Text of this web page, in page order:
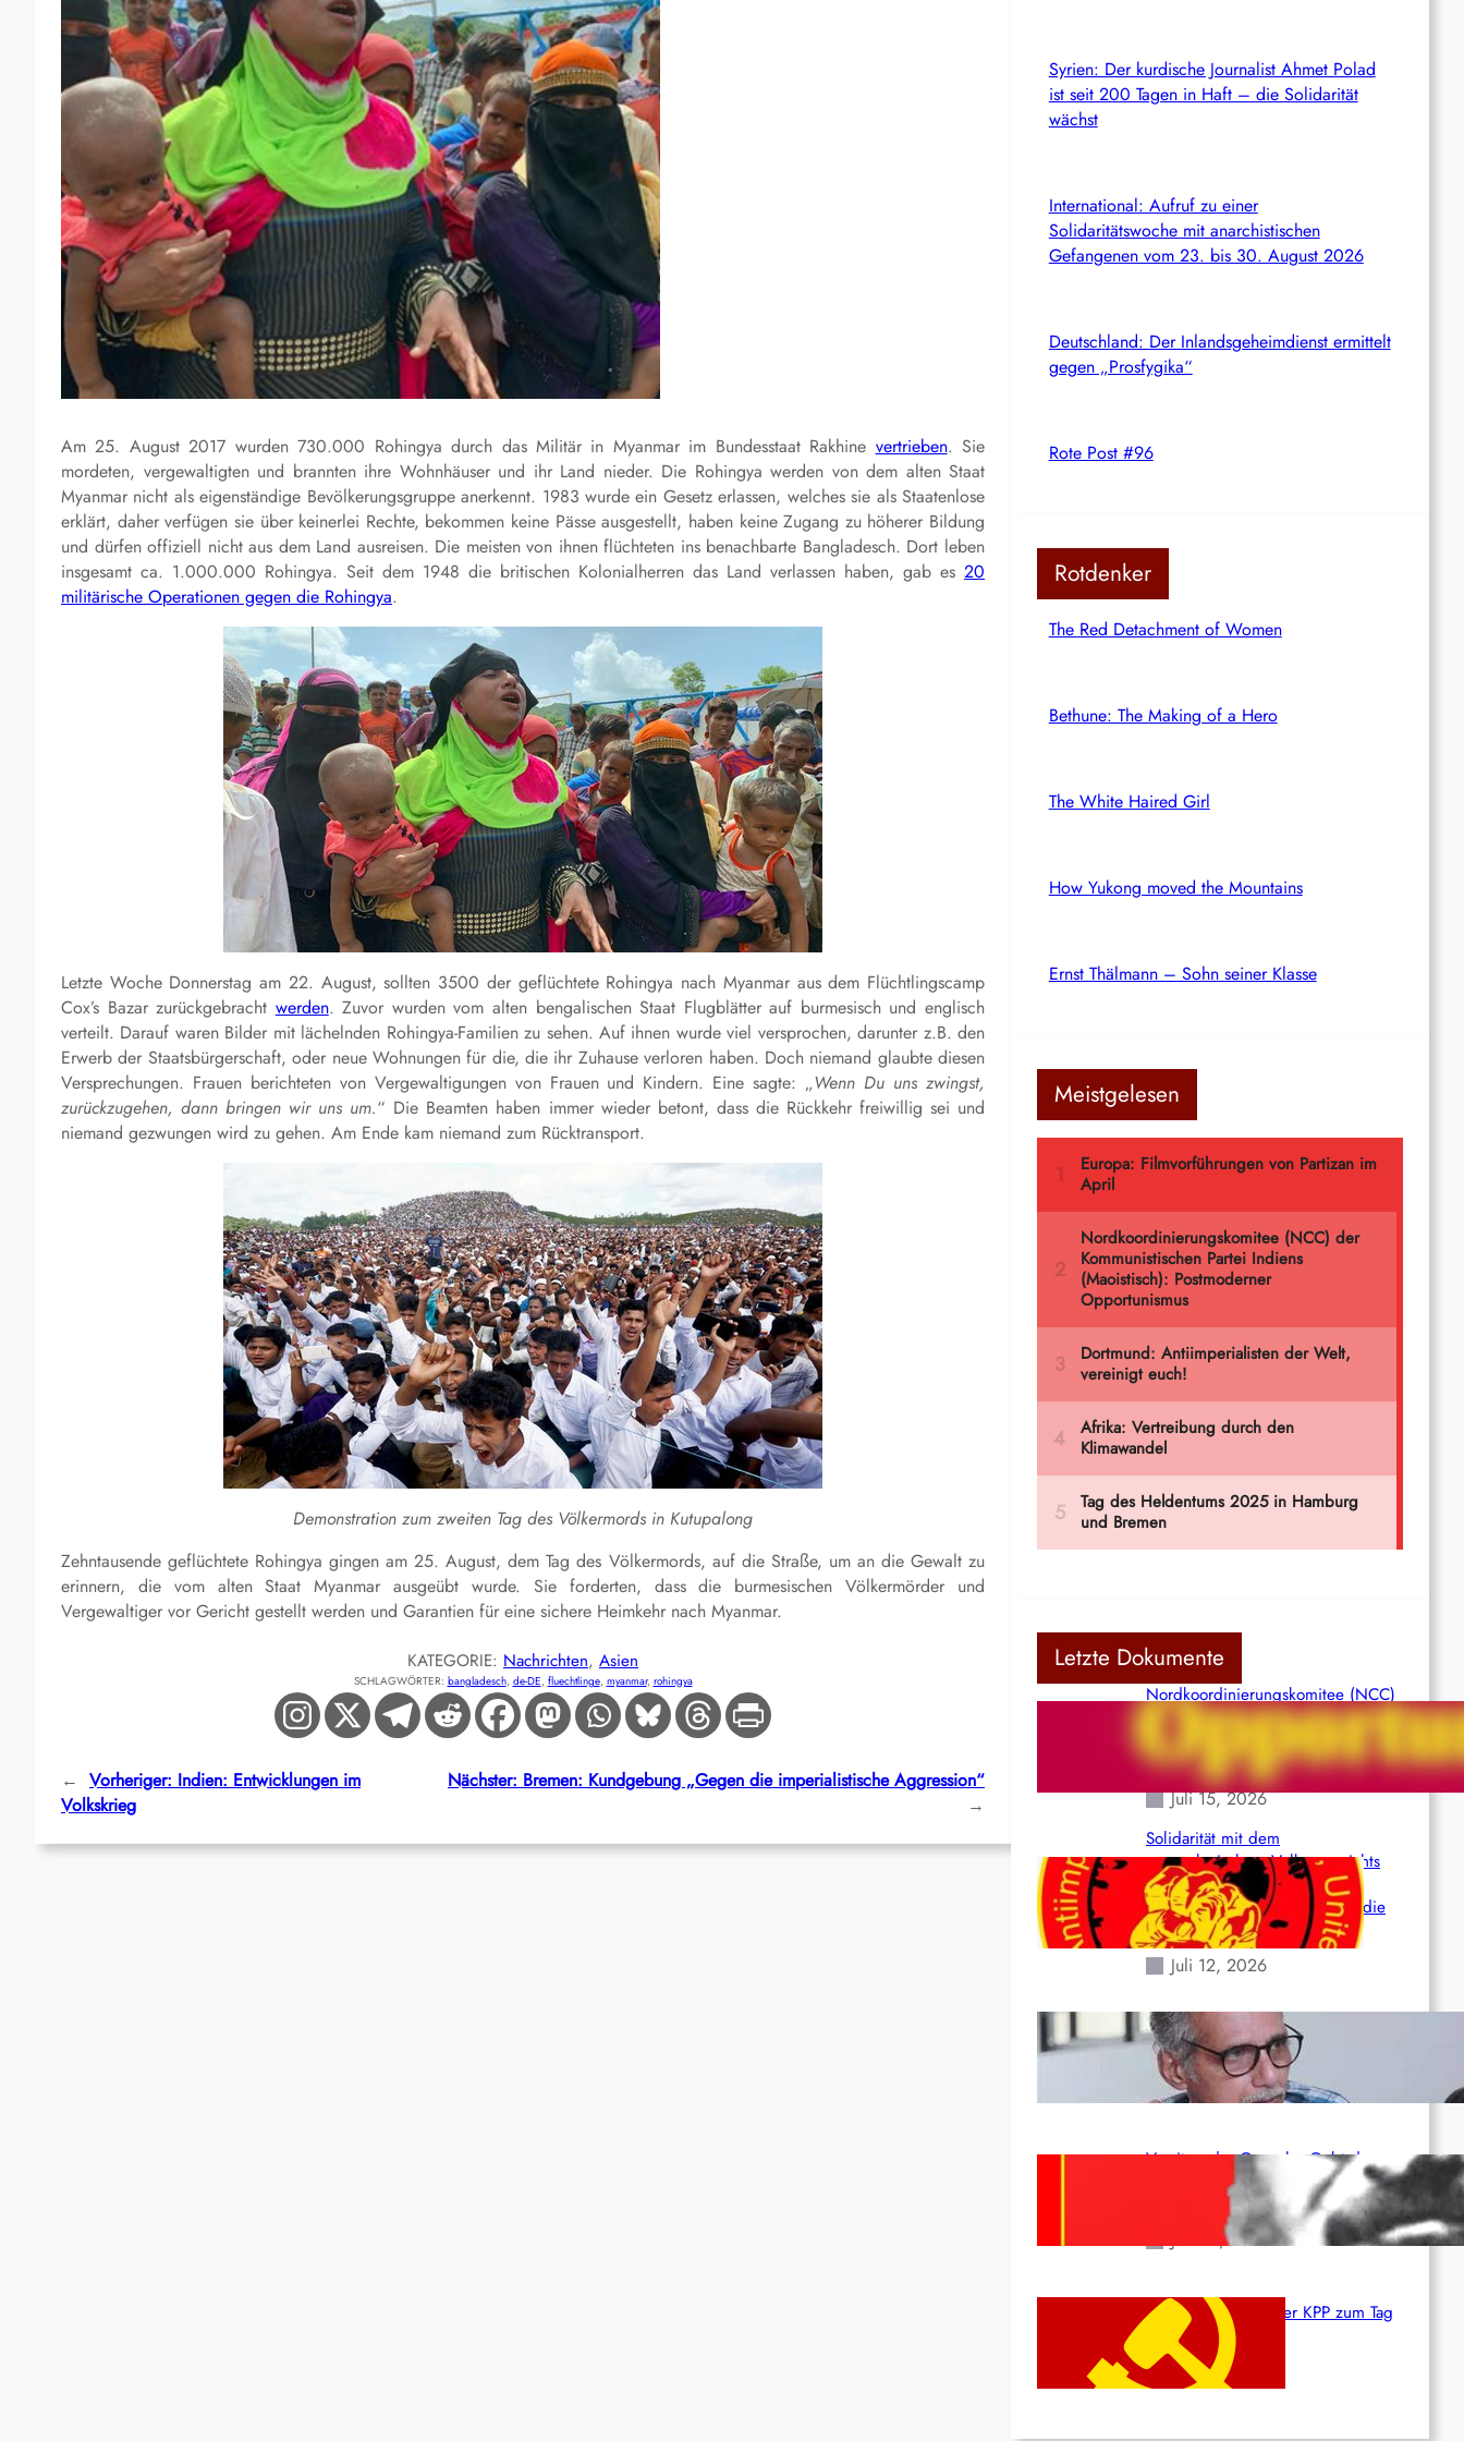
Am 25. August 2017 wurden 730.000 Rohingya durch das Militär in Myanmar im Bundesstaat Rakhine vertrieben. Sie
mordeten, vergewaltigten und brannten ihre Wohnhäuser und ihr Land nieder. Die Rohingya werden von dem alten Staat
Myanmar nicht als eigenständige Bevölkerungsgruppe anerkennt. 1983 wurde ein Gesetz erlassen, welches sie als Staatenlose
erklärt, daher verfügen sie über keinerlei Rechte, bekommen keine Pässe ausgestellt, haben keine Zugang zu höherer Bildung
und dürfen offiziell nicht aus dem Land ausreisen. Die meisten von ihnen flüchteten ins benachbarte Bangladesch. Dort leben
insgesamt ca. 1.000.000 Rohingya. Seit dem 1948 die britischen Kolonialherren das Land verlassen haben, gab es 20
militärische Operationen gegen die Rohingya.
Letzte Woche Donnerstag am 22. August, sollten 3500 der geflüchtete Rohingya nach Myanmar aus dem Flüchtlingscamp
Cox’s Bazar zurückgebracht werden. Zuvor wurden vom alten bengalischen Staat Flugblätter auf burmesisch und englisch
verteilt. Darauf waren Bilder mit lächelnden Rohingya-Familien zu sehen. Auf ihnen wurde viel versprochen, darunter z.B. den
Erwerb der Staatsbürgerschaft, oder neue Wohnungen für die, die ihr Zuhause verloren haben. Doch niemand glaubte diesen
Versprechungen. Frauen berichteten von Vergewaltigungen von Frauen und Kindern. Eine sagte: „Wenn Du uns zwingst,
zurückzugehen, dann bringen wir uns um.“ Die Beamten haben immer wieder betont, dass die Rückkehr freiwillig sei und
niemand gezwungen wird zu gehen. Am Ende kam niemand zum Rücktransport.
Demonstration zum zweiten Tag des Völkermords in Kutupalong
Zehntausende geflüchtete Rohingya gingen am 25. August, dem Tag des Völkermords, auf die Straße, um an die Gewalt zu
erinnern, die vom alten Staat Myanmar ausgeübt wurde. Sie forderten, dass die burmesischen Völkermörder und
Vergewaltiger vor Gericht gestellt werden und Garantien für eine sichere Heimkehr nach Myanmar.
KATEGORIE: Nachrichten, Asien
SCHLAGWÖRTER: bangladesch, de-DE, fluechtlinge, myanmar, rohingya
← Vorheriger: Indien: Entwicklungen im
Volkskrieg
Nächster: Bremen: Kundgebung „Gegen die imperialistische Aggression“
→
Syrien: Der kurdische Journalist Ahmet Polad
ist seit 200 Tagen in Haft – die Solidarität
wächst
International: Aufruf zu einer
Solidaritätswoche mit anarchistischen
Gefangenen vom 23. bis 30. August 2026
Deutschland: Der Inlandsgeheimdienst ermittelt
gegen „Prosfygika“
Rote Post #96
Rotdenker
The Red Detachment of Women
Bethune: The Making of a Hero
The White Haired Girl
How Yukong moved the Mountains
Ernst Thälmann – Sohn seiner Klasse
Meistgelesen
Letzte Dokumente
Nordkoordinierungskomitee (NCC)
der Kommunistischen Partei Indiens
(Maoistisch): Postmoderner
Opportunismus
Juli 15, 2026
Solidarität mit dem
venezolanischem Volk angesichts
der verlorenen Leben und der
katastrophalen Situation durch die
Erdbeben des 24. Juni!
Juli 12, 2026
Indien: „Die Politik der
Kapitulation“ von K. Murali (Ajith)
Juli 1, 2026
Vorsitzender Gonzalo: Gebt das
Leben für die Partei und die
Juni 19, 2026
Beschluss des ZK der KPP zum Tag
des Heldentums
Juni 19, 2026